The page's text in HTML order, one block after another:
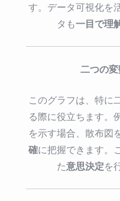
す。データ可視化を
タも一目で理
二つの
このグラフは、特に
る際に役立ちます。
を示す場合、散布図
確に把握できます。
た意思決定を